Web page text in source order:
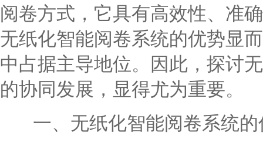
阅卷方式，它具有高效性、准
无纸化智能阅卷系统的优势显
中占据主导地位。因此，探讨
的协同发展，显得尤为重要。
一、无纸化智能阅卷系统的